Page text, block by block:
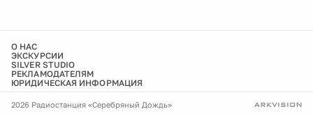
О НАС
ЭКСКУРСИИ
SILVER STUDIO
РЕКЛАМОДАТЕЛЯМ
ЮРИДИЧЕСКАЯ ИНФОРМАЦИЯ
2026 Радиостанция «Серебряный Дождь»